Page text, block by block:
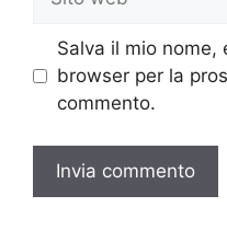
web
Salva il mio
browser per la
commento.